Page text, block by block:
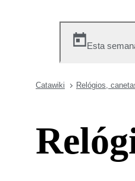
Esta
Catawiki Relógios,